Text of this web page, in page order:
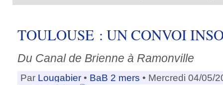
TOULOUSE : UN CONVOI
Du Canal de Brienne à Ramonville
Par Lougabier • BaB 2 mers • Mercredi 04/05/